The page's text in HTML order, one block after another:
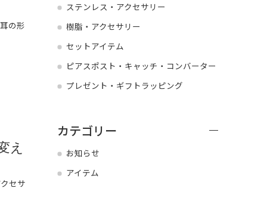
の形
え
セサ
ステンレス・アクセサリー
樹脂・アクセサリー
セットアイテム
ピアスポスト・キャッチ・コンバーター
プレゼント・ギフトラッピング
カテゴリー
お知らせ
アイテム